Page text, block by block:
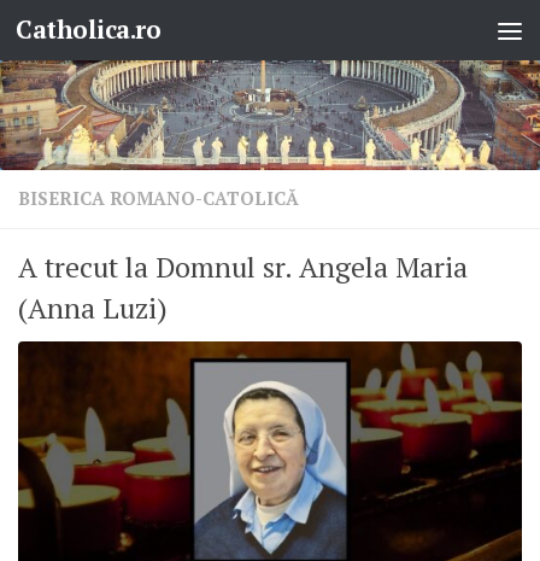
Skip to content
Catholica.ro
BISERICA ROMANO-CATOLICĂ
A trecut la Domnul sr. Angela Maria
(Anna Luzi)